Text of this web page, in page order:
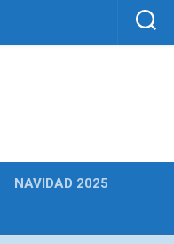
NAVIDAD 2025